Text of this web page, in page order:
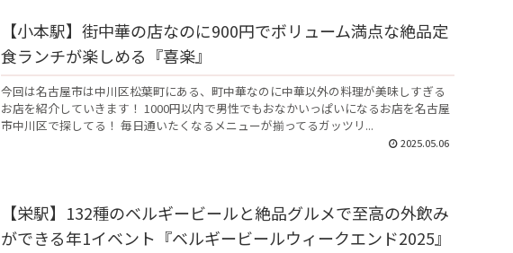
【小本駅】街中華の店なのに900円でボリューム満点な絶品定
食ランチが楽しめる『喜楽』
今回は名古屋市は中川区松葉町にある、町中華なのに中華以外の料理が美味しすぎる
お店を紹介していきます！ 1000円以内で男性でもおなかいっぱいになるお店を名古屋
市中川区で探してる！ 毎日通いたくなるメニューが揃ってるガッツリ...
2025.05.06
【栄駅】132種のベルギービールと絶品グルメで至高の外飲み
ができる年1イベント『ベルギービールウィークエンド2025』